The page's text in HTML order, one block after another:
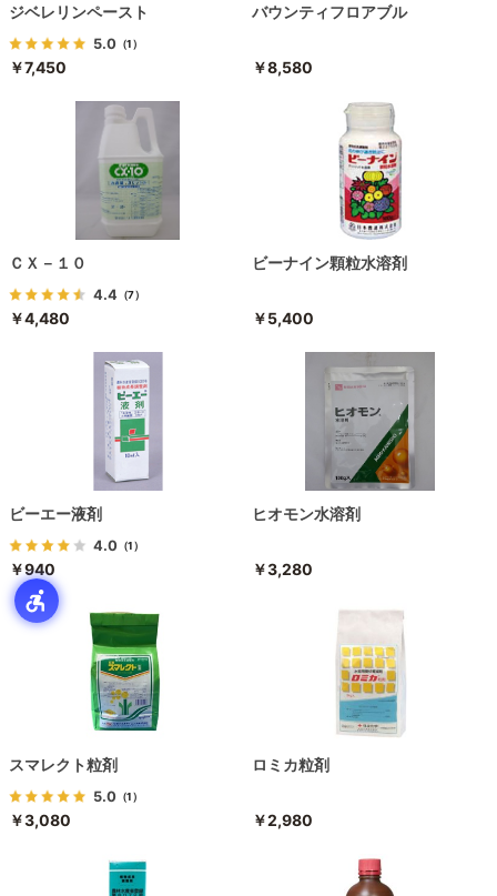
ジベレリンペースト
5.0 （1）
￥7,450
バウンティフロアブル
￥8,580
ＣＸ－１０
4.4 （7）
￥4,480
ビーナイン顆粒水溶剤
￥5,400
ビーエー液剤
4.0 （1）
￥940
ヒオモン水溶剤
￥3,280
スマレクト粒剤
5.0 （1）
￥3,080
ロミカ粒剤
￥2,980